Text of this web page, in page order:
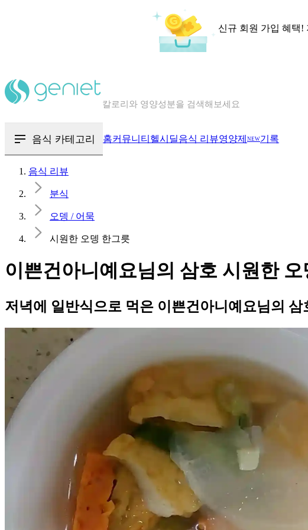
신규 회원 가입 혜택!
혈당 · 다이어트 음식 검색해보세요
음식 카테고리 홈커뮤니티 헬시딜음식 리뷰영양제 NEW기록
음식 리뷰
분식
오뎅 / 어묵
시원한 오뎅 한그릇
이쁜건아니예요님의 삼호 시원한
저녁에 일반식으로 먹은 이쁜건아니예요님의